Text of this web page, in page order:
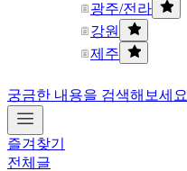
광주/전라
강원
제주
궁금한 내용을 검색해보세요
즐겨찾기
전체글